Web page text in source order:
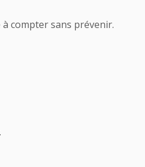
à compter sans prévenir.